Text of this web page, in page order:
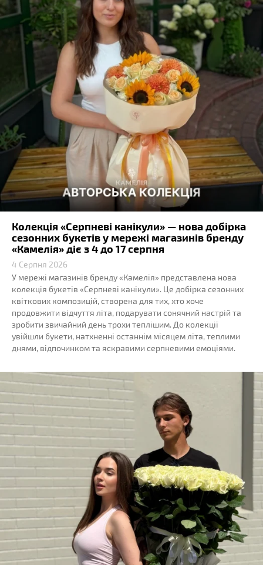
Колекція «Серпневі канікули» — нова добірка
сезонних букетів у мережі магазинів бренду
«Камелія» діє з 4 до 17 серпня
4 Серпня 2026
У мережі магазинів бренду «Камелія» представлена нова
колекція букетів «Серпневі канікули». Це добірка сезонних
квіткових композицій, створена для тих, хто хоче
продовжити відчуття літа, подарувати сонячний настрій та
зробити звичайний день трохи теплішим. До колекції
увійшли букети, натхненні останнім місяцем літа, теплими
днями, відпочинком та яскравими серпневими емоціями.